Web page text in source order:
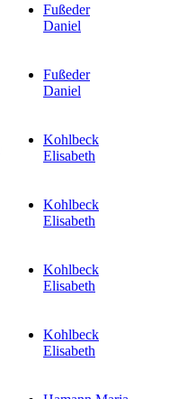
Fußeder
Daniel
Fußeder
Daniel
Kohlbeck
Elisabeth
Kohlbeck
Elisabeth
Kohlbeck
Elisabeth
Kohlbeck
Elisabeth